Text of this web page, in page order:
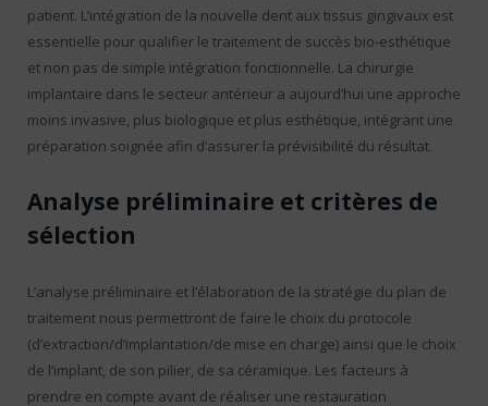
patient. L’intégration de la nouvelle dent aux tissus gingivaux est
essentielle pour qualifier le traitement de succès bio-esthétique
et non pas de simple intégration fonctionnelle. La chirurgie
implantaire dans le secteur antérieur a aujourd’hui une approche
moins invasive, plus biologique et plus esthétique, intégrant une
préparation soignée afin d’assurer la prévisibilité du résultat.
Analyse préliminaire et critères de
sélection
L’analyse préliminaire et l’élaboration de la stratégie du plan de
traitement nous permettront de faire le choix du protocole
(d’extraction/d’implantation/de mise en charge) ainsi que le choix
de l’implant, de son pilier, de sa céramique. Les facteurs à
prendre en compte avant de réaliser une restauration